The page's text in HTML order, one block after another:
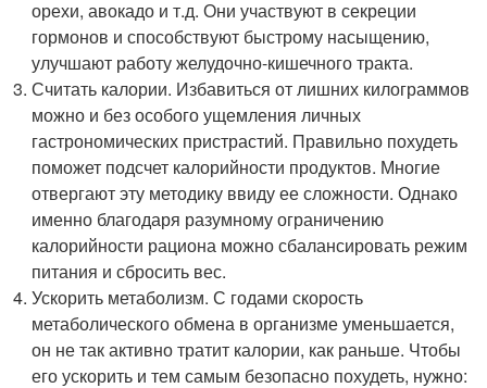
орехи, авокадо и т.д. Они участвуют в секреции
гормонов и способствуют быстрому насыщению,
улучшают работу желудочно-кишечного тракта.
Считать калории. Избавиться от лишних килограммов
можно и без особого ущемления личных
гастрономических пристрастий. Правильно похудеть
поможет подсчет калорийности продуктов. Многие
отвергают эту методику ввиду ее сложности. Однако
именно благодаря разумному ограничению
калорийности рациона можно сбалансировать режим
питания и сбросить вес.
Ускорить метаболизм. С годами скорость
метаболического обмена в организме уменьшается,
он не так активно тратит калории, как раньше. Чтобы
его ускорить и тем самым безопасно похудеть, нужно: